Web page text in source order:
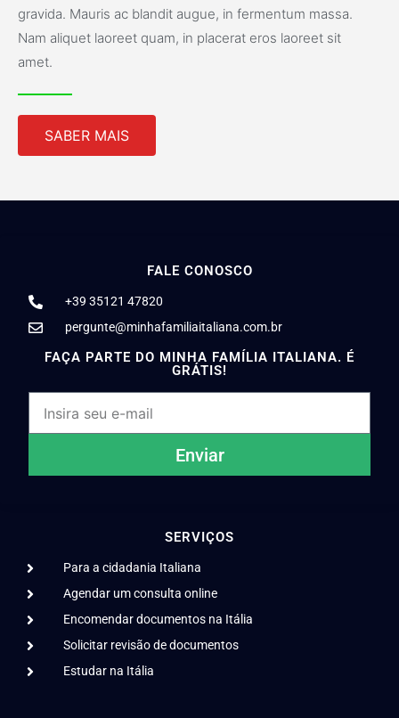
gravida. Mauris ac blandit augue, in fermentum massa.
Nam aliquet laoreet quam, in placerat eros laoreet sit
amet.
SABER MAIS
SERVIÇOS
Para a cidadania Italiana
Agendar um consulta online
Encomendar documentos na Itália
Solicitar revisão de documentos
Estudar na Itália
FALE CONOSCO
+39 35121 47820
pergunte@minhafamiliaitaliana.com.br
FAÇA PARTE DO MINHA FAMÍLIA ITALIANA. É
GRÁTIS!
Enviar